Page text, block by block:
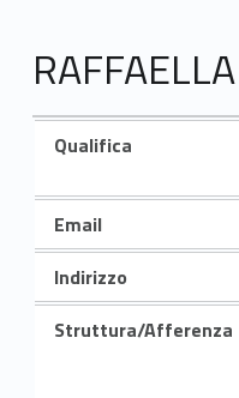
Qualifica
Email
Indirizzo
Struttura/Afferenza